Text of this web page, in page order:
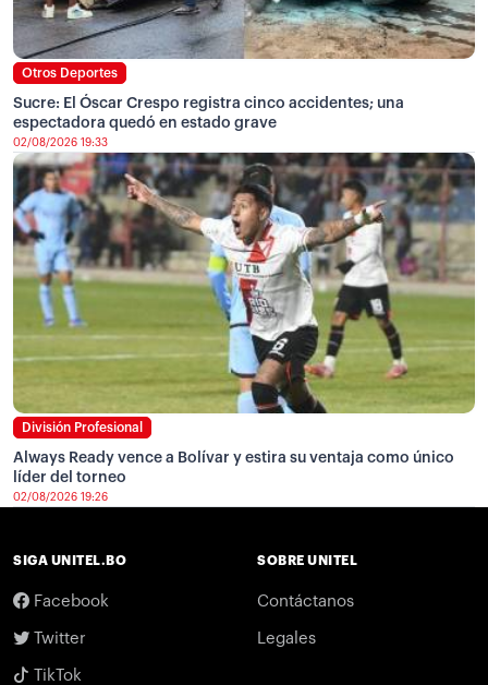
Otros Deportes
Sucre: El Óscar Crespo registra cinco accidentes; una
espectadora quedó en estado grave
02/08/2026 19:33
División Profesional
Always Ready vence a Bolívar y estira su ventaja como único
líder del torneo
02/08/2026 19:26
SIGA UNITEL.BO
Facebook
Twitter
TikTok
SOBRE UNITEL
Contáctanos
Legales